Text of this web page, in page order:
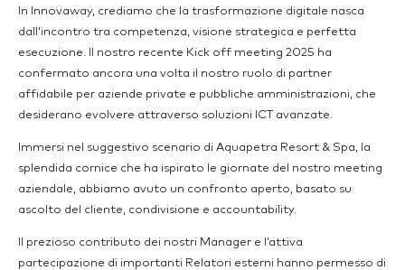
In Innovaway, crediamo che la trasformazione digitale nasca
dall’incontro tra competenza, visione strategica e perfetta
esecuzione. Il nostro recente Kick off meeting 2025 ha
confermato ancora una volta il nostro ruolo di partner
affidabile per aziende private e pubbliche amministrazioni, che
desiderano evolvere attraverso soluzioni ICT avanzate.
Immersi nel suggestivo scenario di Aquapetra Resort & Spa, la
splendida cornice che ha ispirato le giornate del nostro meeting
aziendale, abbiamo avuto un confronto aperto, basato su
ascolto del cliente, condivisione e accountability.
Il prezioso contributo dei nostri Manager e l’attiva
partecipazione di importanti Relatori esterni hanno permesso di